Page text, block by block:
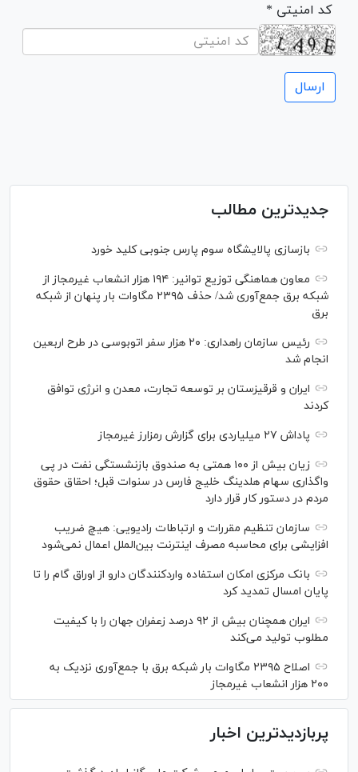
* کد امنیتی
جدیدترین مطالب
بازسازی پالایشگاه سوم پارس جنوبی کلید خورد
معاون هماهنگی توزیع توانیر: ۱۹۴ هزار انشعاب غیرمجاز از
شبکه برق جمع‌آوری شد/ حذف ۲۳۹۵ مگاوات بار پنهان از شبکه
برق
رئیس سازمان راهداری: ۲۰ هزار سفر اتوبوسی در طرح اربعین
انجام شد
ایران و قرقیزستان بر توسعه تجارت، معدن و انرژی توافق
کردند
پاداش ۲۷ میلیاردی برای گزارش رمزارز غیرمجاز
زیان بیش از ۱۰۰ همتی به صندوق بازنشستگی نفت در پی
واگذاری سهام هلدینگ خلیج فارس در سنوات قبل؛ احقاق حقوق
مردم در دستور کار قرار دارد
سازمان تنظیم مقررات و ارتباطات رادیویی: هیچ ضریب
افزایشی برای محاسبه مصرف اینترنت بین‌الملل اعمال نمی‌شود
بانک مرکزی امکان استفاده واردکنندگان دارو از اوراق گام را تا
پایان امسال تمدید کرد
ایران همچنان بیش از ۹۲ درصد زعفران جهان را با کیفیت
مطلوب تولید می‌کند
اصلاح ۲۳۹۵ مگاوات بار شبکه برق با جمع‌آوری نزدیک به
۲۰۰ هزار انشعاب غیرمجاز
پربازدیدترین اخبار